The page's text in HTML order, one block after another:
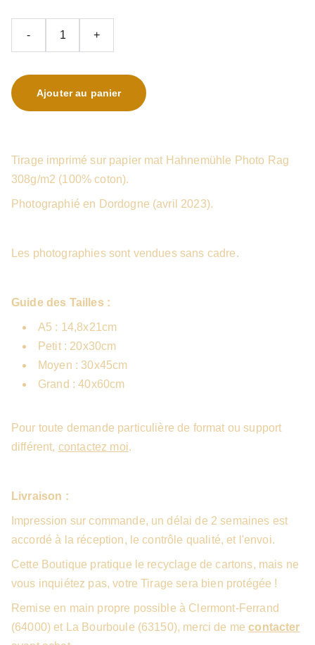
- +
Ajouter au panier
Tirage imprimé sur papier mat Hahnemühle Photo Rag
308g/m2 (100% coton).
Photographié en Dordogne (avril 2023).
Les photographies sont vendues sans cadre.
Guide des Tailles :
A5 : 14,8x21cm
Petit : 20x30cm
Moyen : 30x45cm
Grand : 40x60cm
Pour toute demande particulière de format ou support
différent, contactez moi.
Livraison :
Impression sur commande, un délai de 2 semaines est
accordé à la réception, le contrôle qualité, et l'envoi.
Cette Boutique pratique le recyclage de cartons, mais ne
vous inquiétez pas, votre Tirage sera bien protégée !
Remise en main propre possible à Clermont-Ferrand
(64000) et La Bourboule (63150), merci de mecontacter